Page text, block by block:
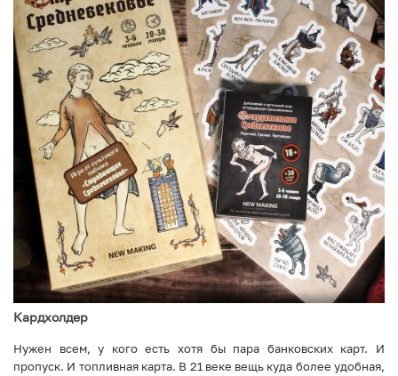
Кардхолдер
Нужен всем, у кого есть хотя бы пара банковских карт. И
пропуск. И топливная карта. В 21 веке вещь куда более удобная,